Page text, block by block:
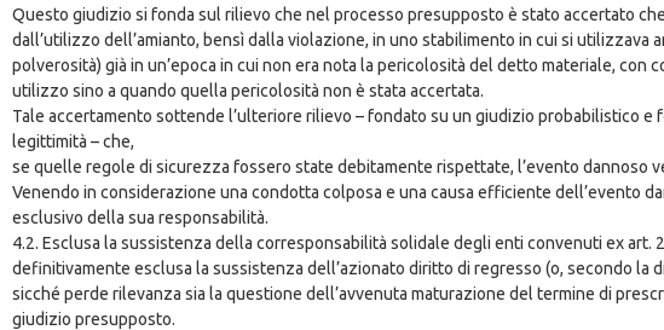
Questo giudizio si fonda sul rilievo che nel processo presupposto è stato accertato
dall’utilizzo dell’amianto, bensì dalla violazione, in uno stabilimento in cui si
polverosità) già in un’epoca in cui non era nota la pericolosità del detto materiale,
utilizzo sino a quando quella pericolosità non è stata accertata.
Tale accertamento sottende l’ulteriore rilievo – fondato su un giudizio probabilistico
legittimità – che,
se quelle regole di sicurezza fossero state debitamente rispettate, l’evento dannoso
Venendo in considerazione una condotta colposa e una causa efficiente dell’evento
esclusivo della sua responsabilità.
4.2. Esclusa la sussistenza della corresponsabilità solidale degli enti convenuti ex
definitivamente esclusa la sussistenza dell’azionato diritto di regresso (o, secondo
sicché perde rilevanza sia la questione dell’avvenuta maturazione del termine di
giudizio presupposto.